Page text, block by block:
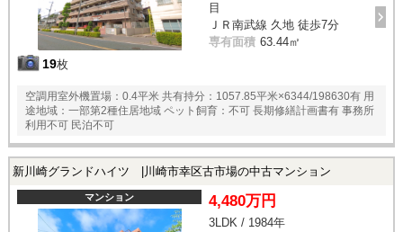
19枚
目
ＪＲ南武線 久地 徒歩7分
専有面積 63.44㎡
空調用室外機置場：0.4平米 共有持分：1057.85平米×6344/198630有 用
途地域：一部第2種住居地域 ペット飼育：不可 長期修繕計画書有 事務所
利用不可 民泊不可
新川崎グランドハイツ |川崎市幸区古市場の中古マンション
マンション 4,480万円
3LDK / 1984年